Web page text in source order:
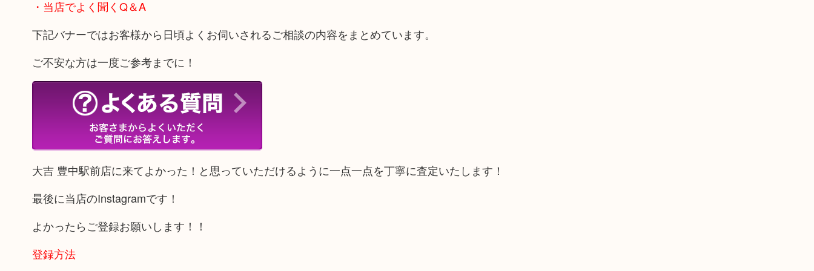
・当店でよく聞くQ＆A
下記バナーではお客様から日頃よくお伺いされるご相談の内容をまとめています。
ご不安な方は一度ご参考までに！
大吉 豊中駅前店に来てよかった！と思っていただけるように一点一点を丁寧に査定いたします！
最後に当店のInstagramです！
よかったらご登録お願いします！！
登録方法